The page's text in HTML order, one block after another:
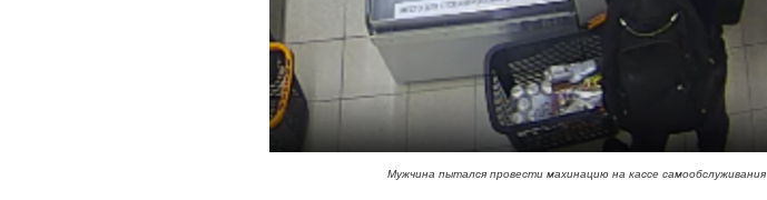
Мужчина пытался провести махинацию на кассе самообслуживания